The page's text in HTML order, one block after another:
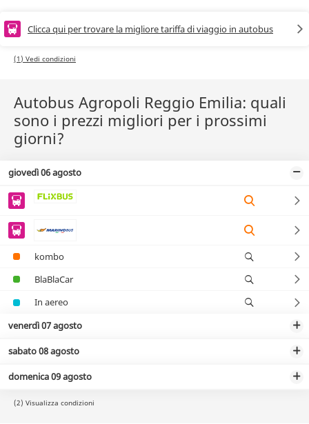
Clicca qui per trovare la migliore tariffa di viaggio in autobus
(1) Vedi condizioni
Autobus Agropoli Reggio Emilia: quali
sono i prezzi migliori per i prossimi
giorni?
giovedì 06 agosto
kombo
BlaBlaCar
In aereo
venerdì 07 agosto
sabato 08 agosto
domenica 09 agosto
(2) Visualizza condizioni